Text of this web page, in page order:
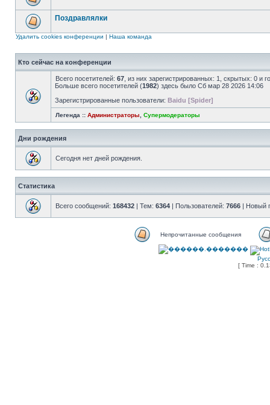
Поздравлялки
Удалить cookies конференции | Наша команда
Кто сейчас на конференции
Всего посетителей: 67 , из них зарегистрированных: 1, скрытых: 0 и
Больше всего посетителей (1982) здесь было Сб мар 28 2026 14:06
Зарегистрированные пользователи: Baidu [Spider]
Легенда :: Администраторы Супермодераторы
Дни рождения
Сегодня нет дней рождения.
Статистика
Всего сообщений: 168432 | Тем: 6364 | Пользователей: 7666 | Новый
Непрочитанные сообщения
[ Time :